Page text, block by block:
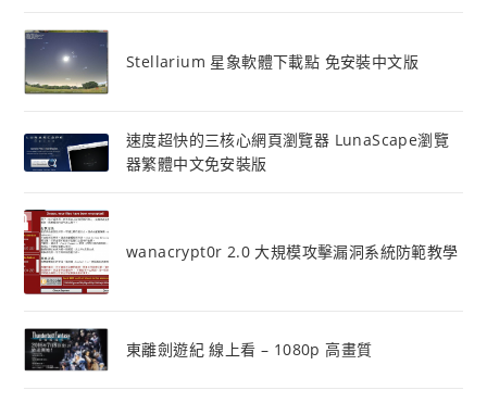
Stellarium 星象軟體下載點 免安裝中文版
速度超快的三核心網頁瀏覽器 LunaScape瀏覽
器繁體中文免安裝版
wanacrypt0r 2.0 大規模攻擊漏洞系統防範教學
東離劍遊紀 線上看 – 1080p 高畫質